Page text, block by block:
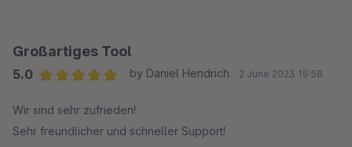
Großartiges Tool
5.0
by Daniel Hendrich 2 June 2023 15:58
Wir sind sehr zufrieden!
Sehr freundlicher und schneller Support!